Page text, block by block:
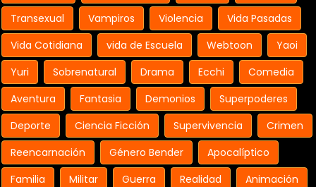
Transexual
Vampiros Violencia
Vida Pasadas
Vida Cotidiana
vida de Escuela Webtoon
Yaoi
Yuri
Sobrenatural Drama Ecchi
Comedia
Aventura
Fantasia Demonios
Superpoderes
Deporte
Ciencia Ficción Supervivencia
Crimen
Reencarnación
Género Bender
Apocalíptico
Familia
Militar Guerra Realidad
Animación